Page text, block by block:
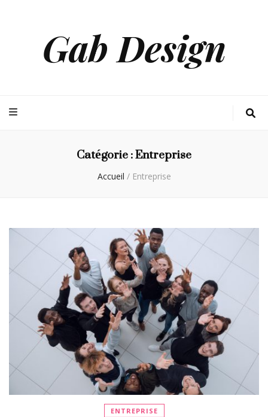
Gab Design
Catégorie :Entreprise
Accueil / Entreprise
ENTREPRISE